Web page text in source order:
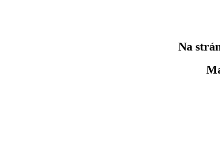
Na